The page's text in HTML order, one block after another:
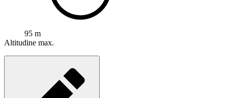
95 m
Altitudine max.